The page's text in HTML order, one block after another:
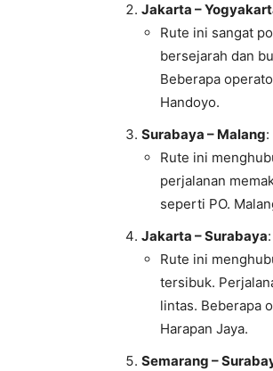
Jakarta –
Rute ini sangat
bersejarah dan
Beberapa
Handoyo.
Surabaya – Malang:
Rute ini
perjalanan
seperti PO.
Jakarta – Surabaya:
Rute ini
tersibuk.
lintas. Beberapa
Harapan Jaya.
Semarang –